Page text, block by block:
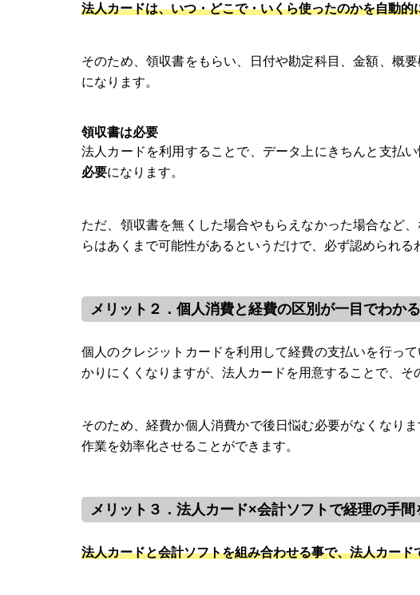
法人カードは、いつ・どこで・いくら使ったのかを自動的
そのため、領収書をもらい、日付や勘定科目、金額、概
になります。
領収書は必要
法人カードを利用することで、データ上にきちんと支払
必要になります。
ただ、領収書を無くした場合やもらえなかった場合など
らはあくまで可能性があるというだけで、必ず認められる
メリット２．個人消費と経費の区別が一目でわかる
個人のクレジットカードを利用して経費の支払いを行っ
かりにくくなりますが、法人カードを用意することで、そ
そのため、経費か個人消費かで後日悩む必要がなくなり
作業を効率化させることができます。
メリット３．法人カード×会計ソフトで経理の手間
法人カードと会計ソフトを組み合わせる事で、法人カー